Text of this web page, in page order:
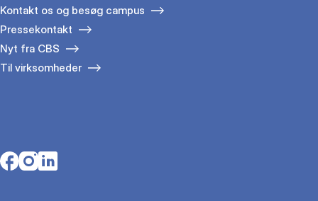
Kontakt os og besøg campus
Pressekontakt
Nyt fra CBS
Til virksomheder
Opens in a new tab
Opens in a new tab
Opens in a new tab